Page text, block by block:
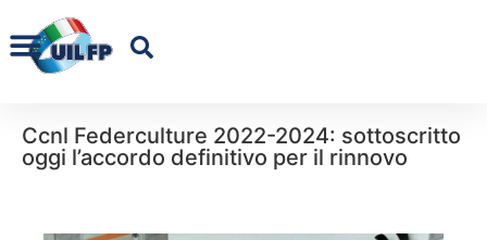
Ccnl Federculture 2022-2024: sottoscritto
oggi l’accordo definitivo per il rinnovo